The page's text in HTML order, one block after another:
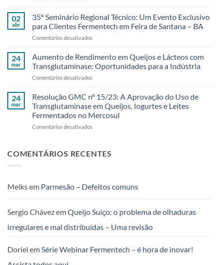
Naturais
e
Sustentáveis
aos
amigos
da
Bahia
região!
35º
Seminário
Regional
da
Fermentech
foi
sucesso!
02
abr
35º Seminário Regional Técnico: Um Evento Exclusivo
para Clientes Fermentech em Feira de Santana – BA
Comentários desativados
Seminário
Técnico:
Um
Exclusivo
Clientes
Fermentech
em
Santana
24
mar
Aumento de Rendimento em Queijos e Lácteos com
Transglutaminase: Oportunidades para a Indústria
Comentários desativados
de
Rendimento
em
Queijos
e
Transglutaminase:
Indústria
24
mar
Resolução GMC nº 15/23: A Aprovação do Uso de
Transglutaminase em Queijos, Iogurtes e Leites
Fermentados no Mercosul
Comentários desativados
nº
do
Transglutaminase
Queijos,
Leites
COMENTÁRIOS RECENTES
Melksem Parmesão – Defeitos comuns
Sergio ChávezemQueijo Suíço: o problema de olhaduras
irregulares e mal distribuídas – Uma revisão
Doriel emSérie Webinar Fermentech – é hora de inovar!